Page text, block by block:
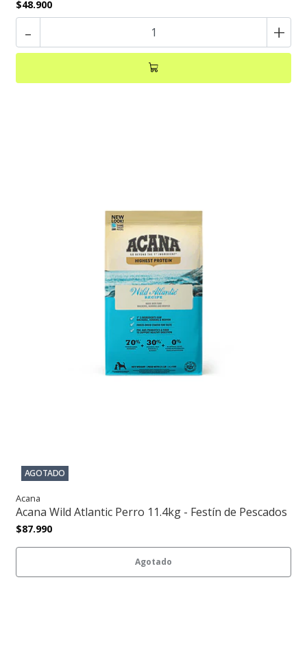
$48.900
- +
AGOTADO
Acana
Acana Wild Atlantic Perro 11.4kg - Festín de Pescados
$87.990
Agotado